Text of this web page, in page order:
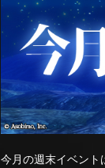
今月の週末イベント